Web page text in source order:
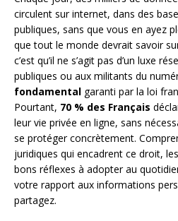
circulent sur internet, dans des
publiques, sans que vous en ayez
que tout le monde devrait savoir
c’est qu’il ne s’agit pas d’un luxe
publiques ou aux militants du
fondamental garanti par la loi
Pourtant, 70 % des Français
leur vie privée en ligne, sans
se protéger concrètement.
juridiques qui encadrent ce droit,
bons réflexes à adopter au
votre rapport aux informations
partagez.